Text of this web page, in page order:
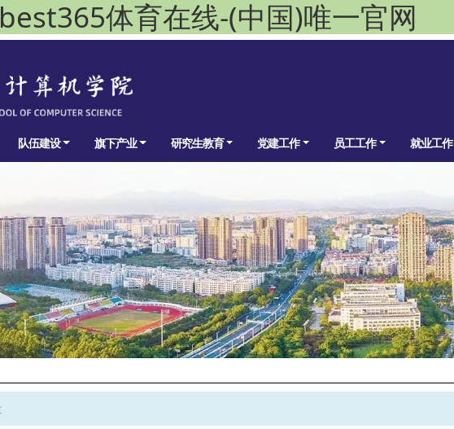
best365体育在线-(中国)唯一官网
队伍建设 旗下产业 研究生教育 党建工作 员工工作 就业工作